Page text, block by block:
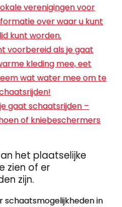
verenigingen voor
over waar u kunt
kunt worden.
voorbereid als je gaat
kleding mee, eet
wat water mee om te
gaat schaatsrijden –
of kniebeschermers
het plaatselijke
zien of er
zijn.
schaatsmogelijkheden in